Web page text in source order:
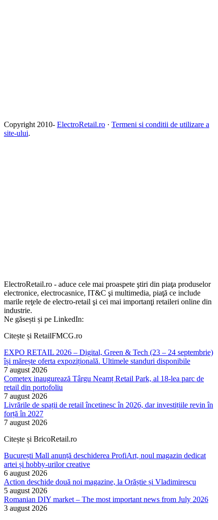
Copyright 2010- ElectroRetail.ro · Termeni si conditii de utilizare a
site-ului.
ElectroRetail.ro - aduce cele mai proaspete ştiri din piaţa produselor
electronice, electrocasnice, IT&C şi multimedia, piaţă ce include
marile reţele de electro-retail şi cei mai importanţi retaileri online din
industrie.
Ne găsești și pe LinkedIn:
Citește și RetailFMCG.ro
EXPO RETAIL 2026 – Digital, Green & Tech (23 – 24 septembrie)
își mărește oferta expozițională. Ultimele standuri disponibile
7 august 2026
Cometex inaugurează Târgu Neamț Retail Park, al 18-lea parc de
retail din portofoliu
7 august 2026
Livrările de spații de retail încetinesc în 2026, dar investițiile revin în
forță în 2027
7 august 2026
Citește și BricoRetail.ro
București Mall anunță deschiderea ProfiArt, noul magazin dedicat
artei și hobby-urilor creative
6 august 2026
Action deschide două noi magazine, la Orăștie și Vladimirescu
5 august 2026
Romanian DIY market – The most important news from July 2026
3 august 2026